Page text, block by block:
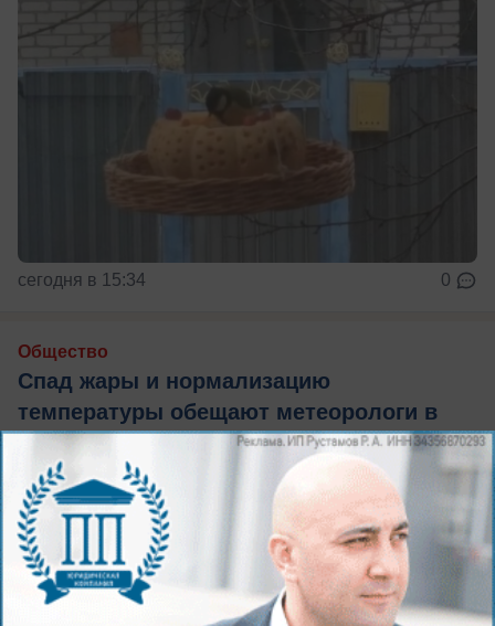
сегодня в 15:34 0
Общество
Спад жары и нормализацию
температуры обещают метеорологи в
Волжском
В ближайшие дни